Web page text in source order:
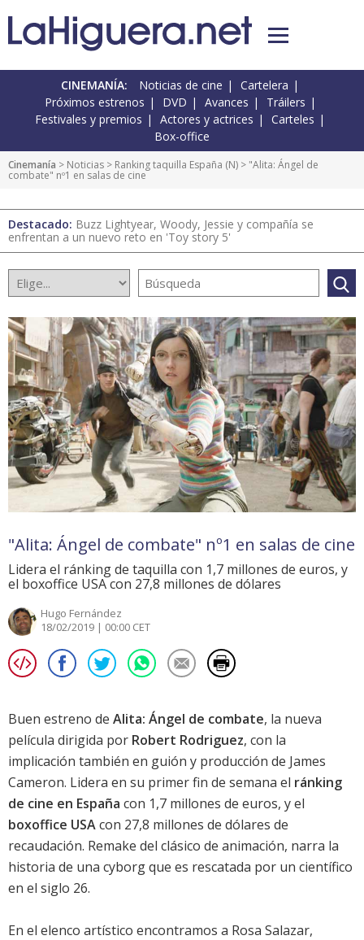
CINEMANÍA: Noticias de cine
Cartelera
Próximos estrenos
DVD Avances
Tráilers
Festivales y premios
Actores y actrices
Carteles
Box-office
Cinemanía > Noticias > Ranking taquilla España (N) > "Alita: Ángel de
combate" nº1 en salas de cine
Destacado: Buzz Lightyear, Woody, Jessie y compañía se
enfrentan a un nuevo reto en 'Toy story 5'
"Alita: Ángel de combate" nº1 en salas de cine
Lidera el ránking de taquilla con 1,7 millones de euros, y
el boxoffice USA con 27,8 millones de dólares
Hugo Fernández
18/02/2019 | 00:00 CET
Buen estreno de Alita: Ángel de combate, la nueva
película dirigida por Robert Rodriguez, con la
implicación también en guión y producción de James
Cameron. Lidera en su primer fin de semana el ránking
de cine en España con 1,7 millones de euros, y el
boxoffice USAcon 27,8 millones de dólares de
recaudación. Remake del clásico de animación, narra la
historia de una cyborg que es rescatada por un científico
en el siglo 26.
En el elenco artístico encontramos a Rosa Salazar,